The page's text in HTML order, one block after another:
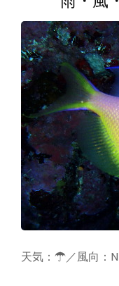
天気：☂／風向：